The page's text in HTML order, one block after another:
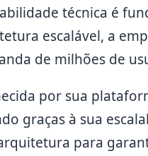
técnica é
escalável, a
de milhões de
por sua
graças à sua
para